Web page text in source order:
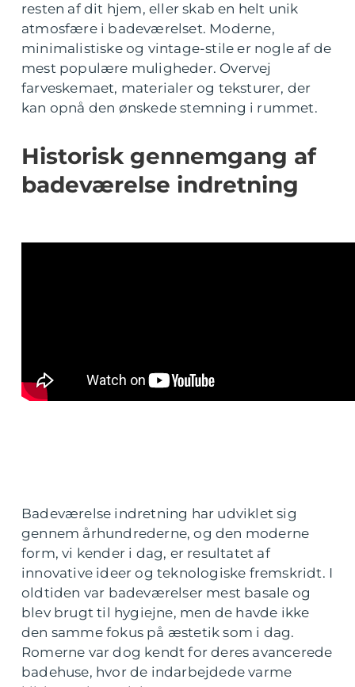
resten af dit hjem, eller skab en helt unik
atmosfære i badeværelset. Moderne,
minimalistiske og vintage-stile er nogle af de
mest populære muligheder. Overvej
farveskemaet, materialer og teksturer, der
kan opnå den ønskede stemning i rummet.
Historisk gennemgang af
badeværelse indretning
Badeværelse indretning har udviklet sig
gennem århundrederne, og den moderne
form, vi kender i dag, er resultatet af
innovative ideer og teknologiske fremskridt. I
oldtiden var badeværelser mest basale og
blev brugt til hygiejne, men de havde ikke
den samme fokus på æstetik som i dag.
Romerne var dog kendt for deres avancerede
badehuse, hvor de indarbejdede varme